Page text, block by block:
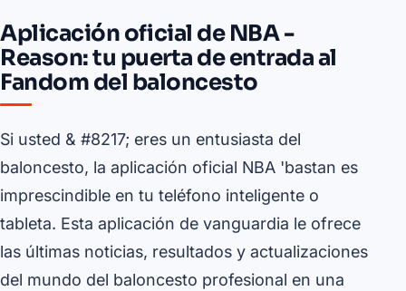
Aplicación oficial de NBA -
Reason: tu puerta de entrada al
Fandom del baloncesto
Si usted & #8217; eres un entusiasta del
baloncesto, la aplicación oficial NBA 'bastan es
imprescindible en tu teléfono inteligente o
tableta. Esta aplicación de vanguardia le ofrece
las últimas noticias, resultados y actualizaciones
del mundo del baloncesto profesional en una